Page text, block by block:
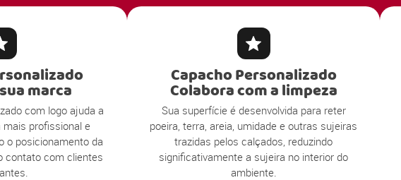
marca
com logo ajuda a
profissional e
o posicionamento da
contato com clientes
Capacho Personalizado
Colabora com a limpeza
Sua superfície é desenvolvida para reter
poeira, terra, areia, umidade e outras sujeiras
trazidas pelos calçados, reduzindo
significativamente a sujeira no interior do
ambiente.